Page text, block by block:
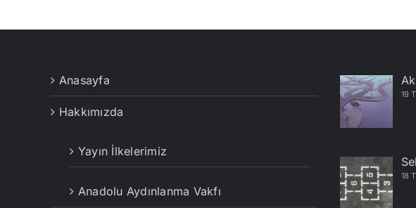
Anasayfa
Hakkımızda
Yayın İlkelerimiz
Anadolu Aydınlanma Vakfı
19
18